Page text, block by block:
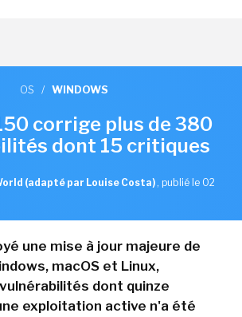
OS / WINDOWS
corrige plus de 380
dont 15 critiques
(adapté par Louise Costa) , publié le 02
une mise à jour majeure de
macOS et Linux,
dont quinze
exploitation active n'a été